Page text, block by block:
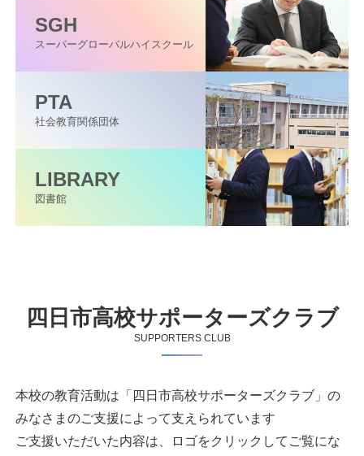
SGH
スーパーグローバルハイスクール
PTA
社会教育関係団体
LIBRARY
図書館
四日市高校サポーターズクラブ
SUPPORTERS CLUB
本校の教育活動は「四日市高校サポーターズクラブ」の
みなさまのご支援によって支えられています
ご支援いただいた内容は、ロゴをクリックしてご覧にな